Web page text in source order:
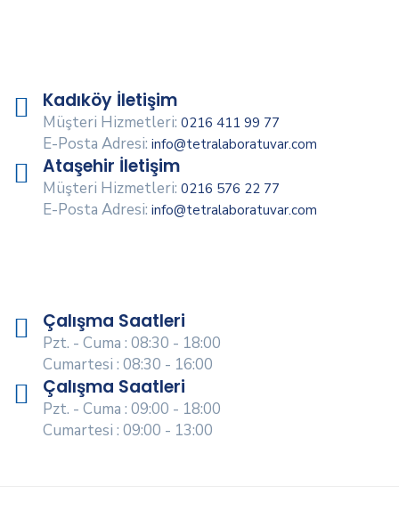
Kadıköy İletişim
Müşteri Hizmetleri: 0216 411 99 77
E-Posta Adresi: info@tetralaboratuvar.com
Ataşehir İletişim
Müşteri Hizmetleri: 0216 576 22 77
E-Posta Adresi: info@tetralaboratuvar.com
Çalışma Saatleri
Pzt. - Cuma : 08:30 - 18:00
Cumartesi : 08:30 - 16:00
Çalışma Saatleri
Pzt. - Cuma : 09:00 - 18:00
Cumartesi : 09:00 - 13:00